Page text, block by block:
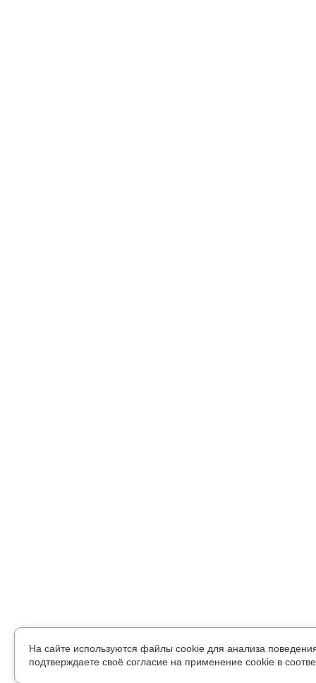
На сайте используются файлы cookie для анализа
подтверждаете своё согласие на применение cookie в